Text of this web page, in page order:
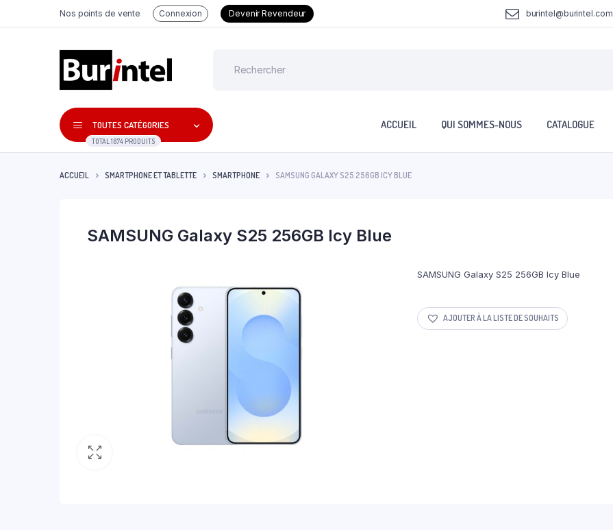
Nos points de vente Connexion Devenir Revendeur burintel@burintel.com
TOUTES CATÉGORIES
TOTAL 1874 PRODUITS
ACCUEIL QUI SOMMES-NOUS CATALOGUE
ACCUEIL SMARTPHONE ET TABLETTE SMARTPHONE SAMSUNG GALAXY S25 256GB ICY BLUE
SAMSUNG Galaxy S25 256GB Icy Blue
SAMSUNG Galaxy S25 256GB Icy Blue
AJOUTER À LA LISTE DE SOUHAITS